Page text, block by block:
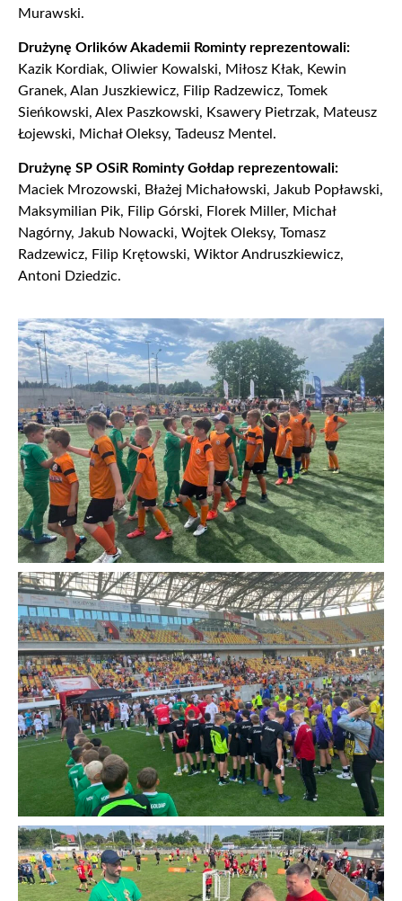
Murawski.
Drużynę Orlików Akademii Rominty reprezentowali:
Kazik Kordiak, Oliwier Kowalski, Miłosz Kłak, Kewin
Granek, Alan Juszkiewicz, Filip Radzewicz, Tomek
Sieńkowski, Alex Paszkowski, Ksawery Pietrzak, Mateusz
Łojewski, Michał Oleksy, Tadeusz Mentel.
Drużynę SP OSiR Rominty Gołdap reprezentowali:
Maciek Mrozowski, Błażej Michałowski, Jakub Popławski,
Maksymilian Pik, Filip Górski, Florek Miller, Michał
Nagórny, Jakub Nowacki, Wojtek Oleksy, Tomasz
Radzewicz, Filip Krętowski, Wiktor Andruszkiewicz,
Antoni Dziedzic.